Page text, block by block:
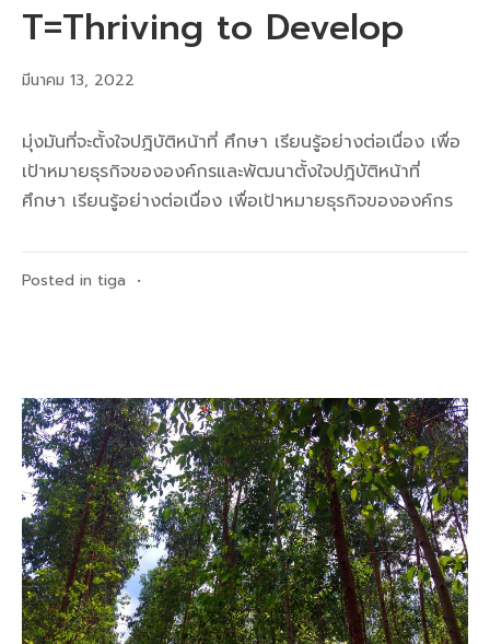
T=Thriving to Develop
มีนาคม 13, 2022
มุ่งมันที่จะตั้งใจปฎิบัติหน้าที่ ศึกษา เรียนรู้อย่างต่อเนื่อง เพื่อ
เป้าหมายธุรกิจขององค์กรและพัฒนาตั้งใจปฎิบัติหน้าที่
ศึกษา เรียนรู้อย่างต่อเนื่อง เพื่อเป้าหมายธุรกิจขององค์กร
Posted in tiga •